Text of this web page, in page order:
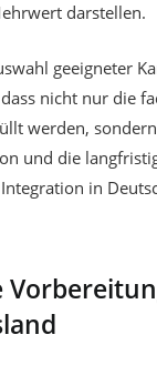
darstellen.
geeigneter
nicht nur die
werden,
und die
in